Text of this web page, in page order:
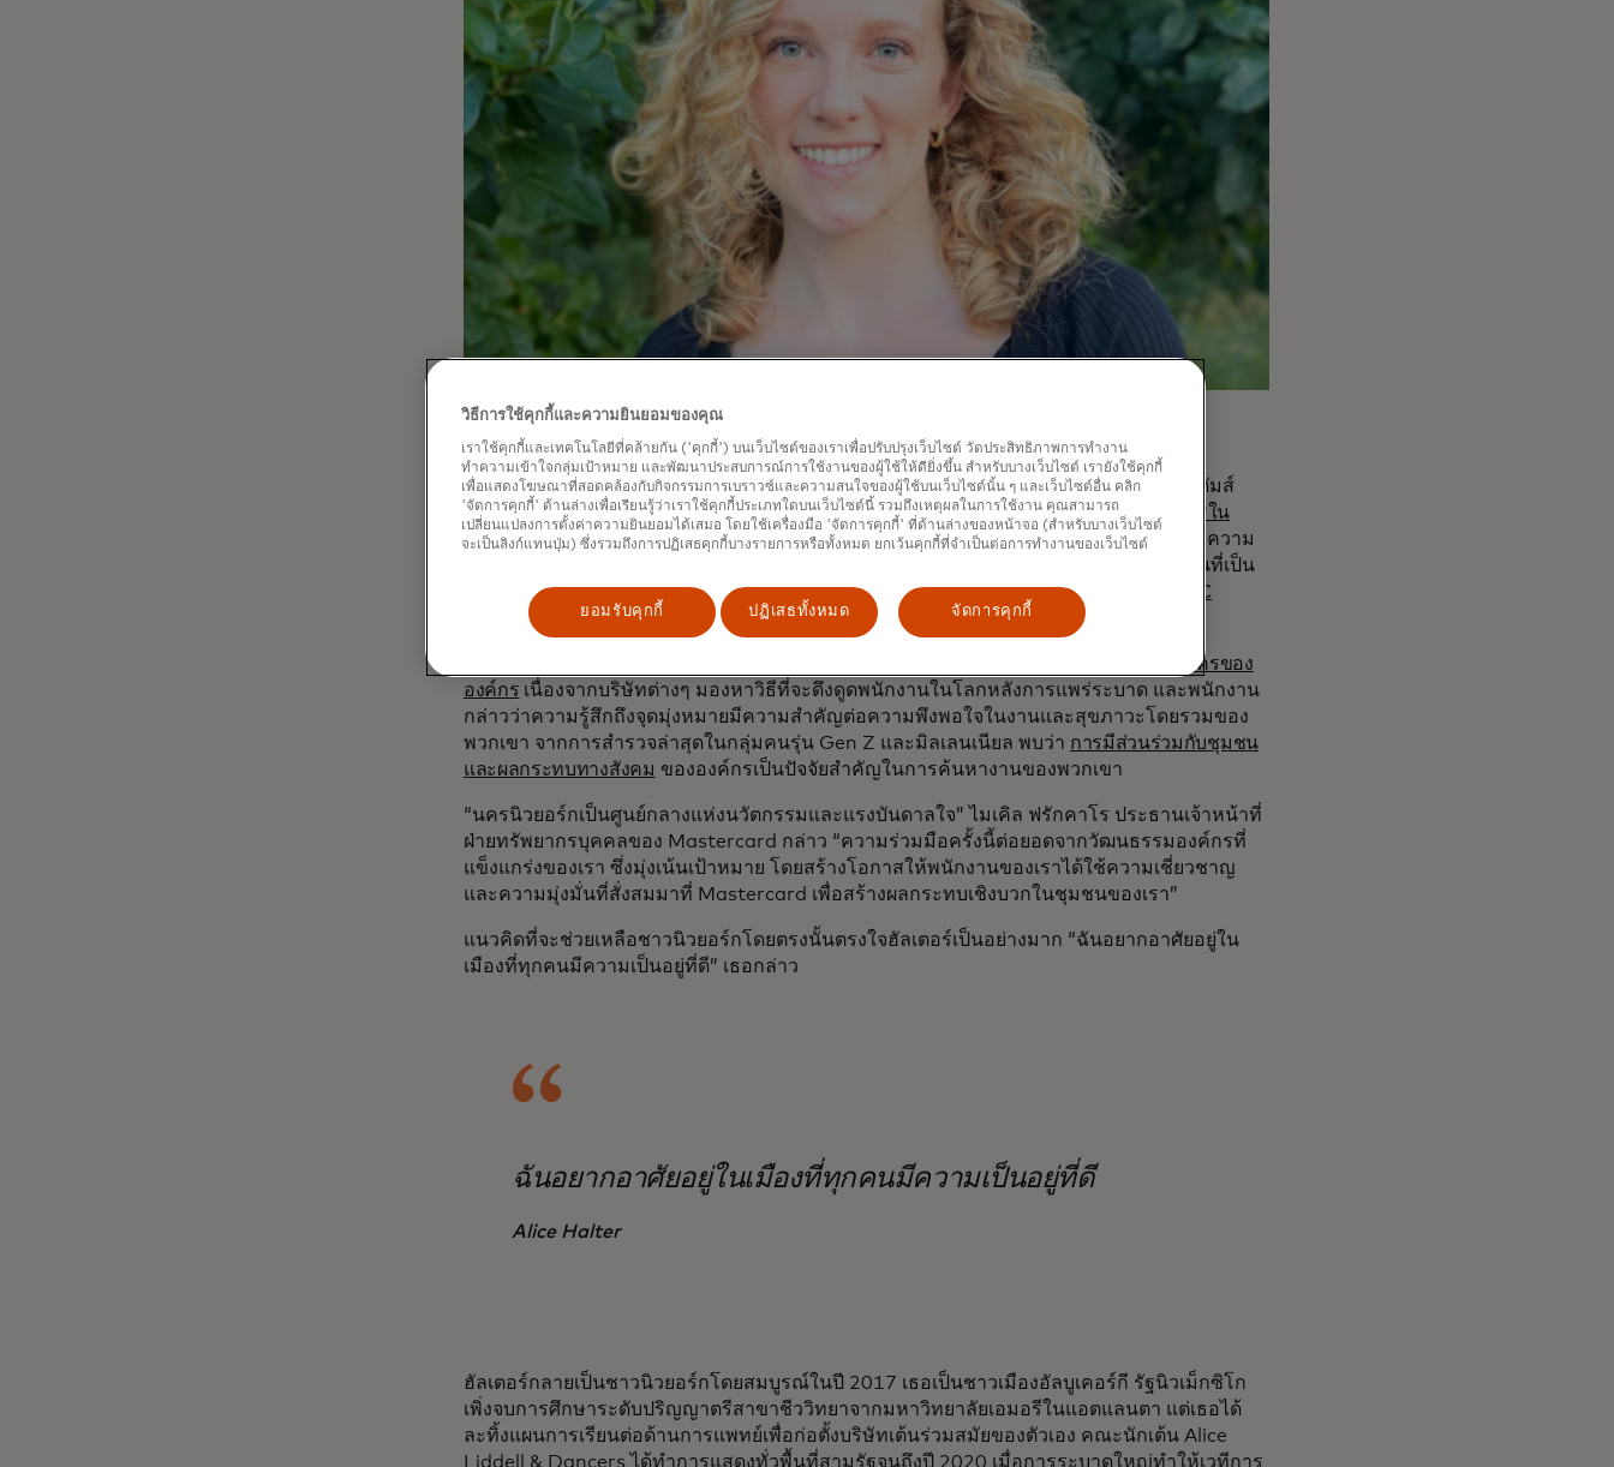
ที่จริงแล้ว ฮัลเตอร์สมัครเข้าร่วมโครงการทันทีที่ Mastercard และนายกเทศมนตรีเอริค อดัมส์
ประกาศในเดือนมีนาคมว่า โครงการ Unlocked จะเปิดโอกาสให้พนักงานได้เป็นอาสาสมัครใน
หน่วยงานต่างๆ ของเมืองทั่วทั้งห้าเขต โดยจะจับคู่พนักงานกับโครงการต่างๆ ตามทักษะและความ
สนใจของพวกเขา โครงการเหล่านี้เป็นส่วนหนึ่งของความร่วมมือระหว่างภาครัฐและเอกชนที่เป็น
นวัตกรรมใหม่ โดยร่วมมือกับสำนักงานบริการและงานอาสาสมัครของเมืองนิวยอร์ก (
NYC
Service)
การเพิ่มขึ้นของการทำงานอาสาสมัครของ
องค์กร เนื่องจากบริษัทต่างๆ มองหาวิธีที่จะดึงดูดพนักงานในโลกหลังการแพร่ระบาด และพนักงาน
กล่าวว่าความรู้สึกถึงจุดมุ่งหมายมีความสำคัญต่อความพึงพอใจในงานและสุขภาวะโดยรวมของ
พวกเขา จากการสำรวจล่าสุดในกลุ่มคนรุ่น Gen Z และมิลเลนเนียล พบว่า การมีส่วนร่วมกับชุมชน
และผลกระทบทางสังคม ขององค์กรเป็นปัจจัยสำคัญในการค้นหางานของพวกเขา
“นครนิวยอร์กเป็นศูนย์กลางแห่งนวัตกรรมและแรงบันดาลใจ” ไมเคิล ฟรักคาโร ประธานเจ้าหน้าที่
ฝ่ายทรัพยากรบุคคลของ Mastercard กล่าว “ความร่วมมือครั้งนี้ต่อยอดจากวัฒนธรรมองค์กรที่
แข็งแกร่งของเรา ซึ่งมุ่งเน้นเป้าหมาย โดยสร้างโอกาสให้พนักงานของเราได้ใช้ความเชี่ยวชาญ
และความมุ่งมั่นที่สั่งสมมาที่ Mastercard เพื่อสร้างผลกระทบเชิงบวกในชุมชนของเรา”
แนวคิดที่จะช่วยเหลือชาวนิวยอร์กโดยตรงนั้นตรงใจฮัลเตอร์เป็นอย่างมาก “ฉันอยากอาศัยอยู่ใน
เมืองที่ทุกคนมีความเป็นอยู่ที่ดี” เธอกล่าว
ฉันอยากอาศัยอยู่ในเมืองที่ทุกคนมีความเป็นอยู่ที่ดี
Alice Halter
ฮัลเตอร์กลายเป็นชาวนิวยอร์กโดยสมบูรณ์ในปี 2017 เธอเป็นชาวเมืองอัลบูเคอร์กี รัฐนิวเม็กซิโก
เพิ่งจบการศึกษาระดับปริญญาตรีสาขาชีววิทยาจากมหาวิทยาลัยเอมอรีในแอตแลนตา แต่เธอได้
ละทิ้งแผนการเรียนต่อด้านการแพทย์เพื่อก่อตั้งบริษัทเต้นร่วมสมัยของตัวเอง คณะนักเต้น Alice
Liddell & Dancers ได้ทำการแสดงทั่วพื้นที่สามรัฐจนถึงปี 2020 เมื่อการระบาดใหญ่ทำให้เวทีการ
วิธีการใช้คุกกี้และความยินยอมของคุณ
เราใช้คุกกี้และเทคโนโลยีที่คล้ายกัน ('คุกกี้') บนเว็บไซต์ของเราเพื่อปรับปรุงเว็บไซต์ วัดประสิทธิภาพการทำงาน
ทำความเข้าใจกลุ่มเป้าหมาย และพัฒนาประสบการณ์การใช้งานของผู้ใช้ให้ดียิ่งขึ้น สำหรับบางเว็บไซต์ เรายังใช้คุกกี้
เพื่อแสดงโฆษณาที่สอดคล้องกับกิจกรรมการเบราวซ์และความสนใจของผู้ใช้บนเว็บไซต์นั้น ๆ และเว็บไซต์อื่น คลิก
'จัดการคุกกี้' ด้านล่างเพื่อเรียนรู้ว่าเราใช้คุกกี้ประเภทใดบนเว็บไซต์นี้ รวมถึงเหตุผลในการใช้งาน คุณสามารถ
เปลี่ยนแปลงการตั้งค่าความยินยอมได้เสมอ โดยใช้เครื่องมือ 'จัดการคุกกี้' ที่ด้านล่างของหน้าจอ (สำหรับบางเว็บไซต์
จะเป็นลิงก์แทนปุ่ม) ซึ่งรวมถึงการปฏิเสธคุกกี้บางรายการหรือทั้งหมด ยกเว้นคุกกี้ที่จำเป็นต่อการทำงานของเว็บไซต์
ยอมรับคุกกี้ ปฏิเสธทั้งหมด จัดการคุกกี้